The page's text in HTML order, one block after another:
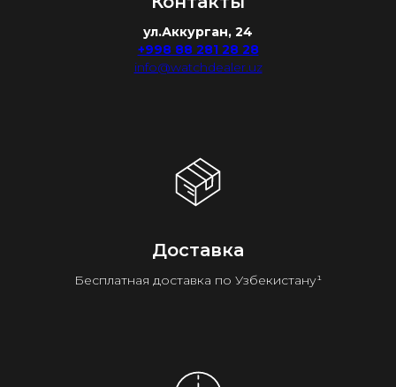
ул.Аккурган, 24
+998 88 281 28 28
info@watchdealer.uz
Доставка
Бесплатная доставка по Узбекистану¹